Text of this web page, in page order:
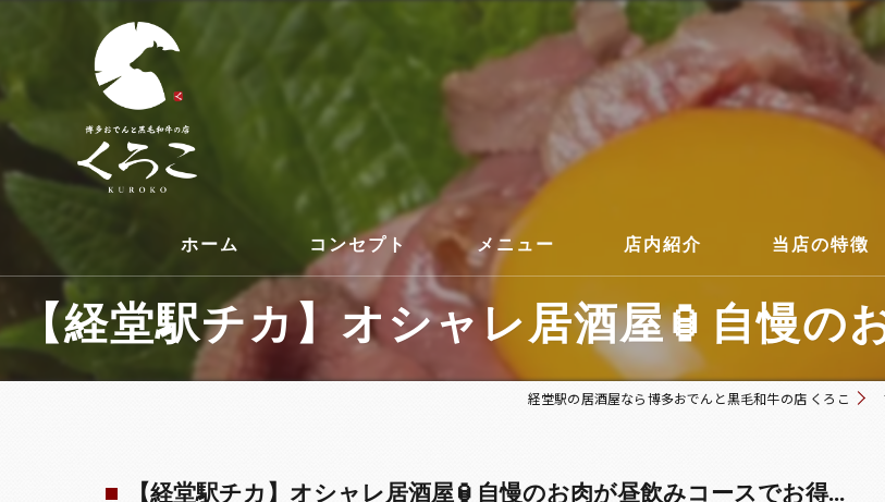
ホーム コンセプト メニュー 店内紹介 当店の特徴
コース
【経堂駅チカ】オシャレ居酒屋🏮自慢の
経堂駅の居酒屋なら博多おでんと黒毛和牛の店 くろこ
【経堂駅チカ】オシャレ居酒屋🏮自慢のお肉が昼飲みコースでお得...